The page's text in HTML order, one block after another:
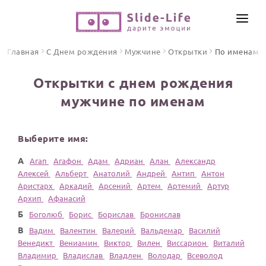
ПО ФОРМАТУ
Песни поздравления
Открытки
Стихи и тексты
С Днем рождения
Юбилей
ИНСТРУМЕНТЫ
ЦЕНЫ
ОТЗЫВЫ
Главная С Днем рождения Мужчине Открытки По именам
Открытки с днем рождения
мужчине по именам
Выберите имя:
А Агап Агафон Адам Адриан Алан
Александр
Алексей
Альберт Анатолий Андрей Антип
Антон
Аристарх
Аркадий Арсений Артем Артемий
Артур
Архип
Афанасий
Б Боголюб Борис Борислав Бронислав
В Вадим Валентин Валерий Вальдемар
Василий
Венедикт
Вениамин Виктор Вилен Виссарион
Виталий
Владимир
Владислав Владлен Володар
Всеволод